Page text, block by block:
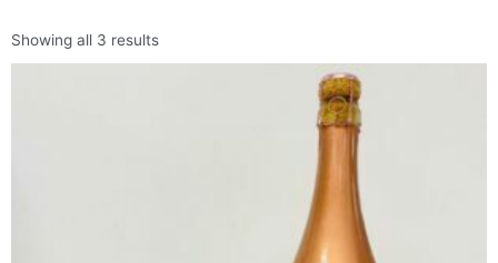
Showing all 3 results